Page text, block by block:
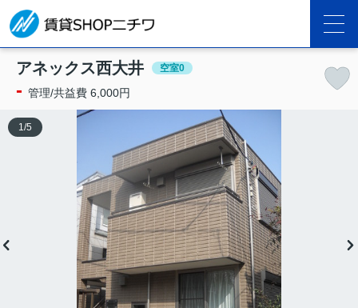
アネックス西大井 空室0
- 管理/共益費 6,000円
1 /5